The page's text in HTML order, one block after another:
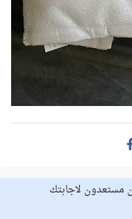
مستعدون لاجابتك